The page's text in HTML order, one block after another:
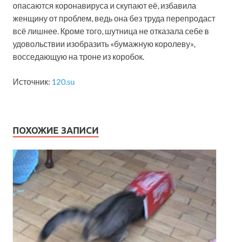
опасаются коронавируса и скупают её, избавила
женщину от проблем, ведь она без труда перепродаст
всё лишнее. Кроме того, шутница не отказала себе в
удовольствии изобразить «бумажную королеву»,
восседающую на троне из коробок.
Источник: 120.su
ПОХОЖИЕ ЗАПИСИ